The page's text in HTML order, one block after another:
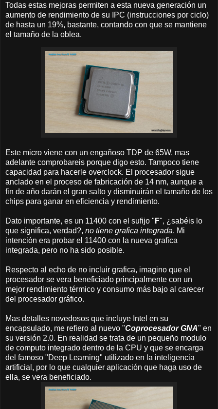
Todas estas mejoras permiten a esta nueva generación un
aumento de rendimiento de su IPC (instrucciones por ciclo)
de hasta un 19%, bastante, contando con que se mantiene
el tamaño de la oblea.
Este micro viene con un engañoso TDP de 65W, mas
adelante comprobareis porque digo esto. Tampoco tiene
capacidad para hacerle overclock. El procesador sigue
anclado en el proceso de fabricación de 14 nm, aunque a
fin de año darán el gran salto y disminuirán el tamaño de los
chips para ganar en eficiencia y rendimiento.
Dato importante, es un 11400 con el sufijo " F", ¿sabéis lo
que significa, verdad?, no tiene grafica integrada. Mi
intención era probar el 11400 con la nueva grafica
integrada, pero no ha sido posible.
Respecto al echo de no incluir grafica, imagino que el
procesador se vera beneficiado principalmente con un
mejor rendimiento térmico y consumo más bajo al carecer
del procesador gráfico.
Mas detalles novedosos que incluye Intel en su
encapsulado, me refiero al nuevo "Coprocesador GNA" en
su versión 2.0. En realidad se trata de un pequeño modulo
de computo integrado dentro de la CPU y que se encarga
del famoso "Deep Learning" utilizado en la inteligencia
artificial, por lo que cualquier aplicación que haga uso de
ella, se vera beneficiado.